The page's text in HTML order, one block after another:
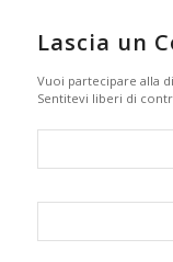
Lascia un
Vuoi partecipare alla
Sentitevi liberi di